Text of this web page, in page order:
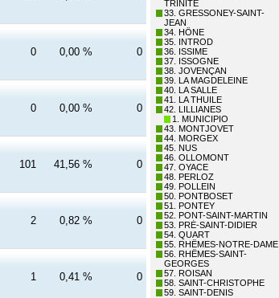
0 0,00 % 0
0 0,00 % 0
101 41,56 % 0
2 0,82 % 0
1 0,41 % 0
TRINITÉ
33. GRESSONEY-SAINT-
JEAN
34. HÔNE
35. INTROD
36. ISSIME
37. ISSOGNE
38. JOVENÇAN
39. LA MAGDELEINE
40. LA SALLE
41. LA THUILE
42. LILLIANES
1. MUNICIPIO
43. MONTJOVET
44. MORGEX
45. NUS
46. OLLOMONT
47. OYACE
48. PERLOZ
49. POLLEIN
50. PONTBOSET
51. PONTEY
52. PONT-SAINT-MARTIN
53. PRÉ-SAINT-DIDIER
54. QUART
55. RHÊMES-NOTRE-DAME
56. RHÊMES-SAINT-
GEORGES
57. ROISAN
58. SAINT-CHRISTOPHE
59. SAINT-DENIS